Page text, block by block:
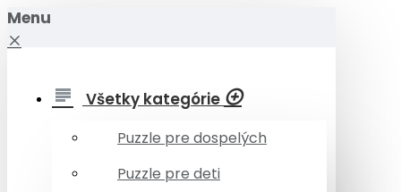
Menu
Všetky kategórie
Puzzle pre dospelých
Puzzle pre deti